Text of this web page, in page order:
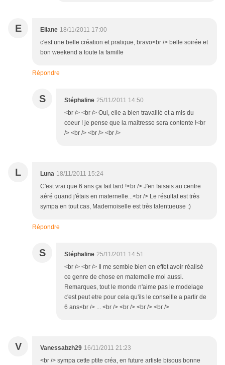
E Eliane 18/11/2011 17:00
c'est une belle création et pratique, bravo<br /> belle soirée et
bon weekend a toute la famille
Répondre
S Stéphaline 25/11/2011 14:50
<br /> <br /> Oui, elle a bien travaillé et a mis du
coeur ! je pense que la maitresse sera contente !<br
/> <br /> <br /> <br />
L Luna 18/11/2011 15:24
C'est vrai que 6 ans ça fait tard !<br /> J'en faisais au centre
aéré quand j'étais en maternelle...<br /> Le résultat est très
sympa en tout cas, Mademoiselle est très talentueuse :)
Répondre
S Stéphaline 25/11/2011 14:51
<br /> <br /> Il me semble bien en effet avoir réalisé
ce genre de chose en maternelle moi aussi.
Remarques, tout le monde n'aime pas le modelage
c'est peut etre pour cela qu'ils le conseille a partir de
6 ans<br /> ... <br /> <br /> <br /> <br />
V Vanessabzh29 16/11/2011 21:23
<br /> sympa cette ptite créa, en future artiste bisous bonne